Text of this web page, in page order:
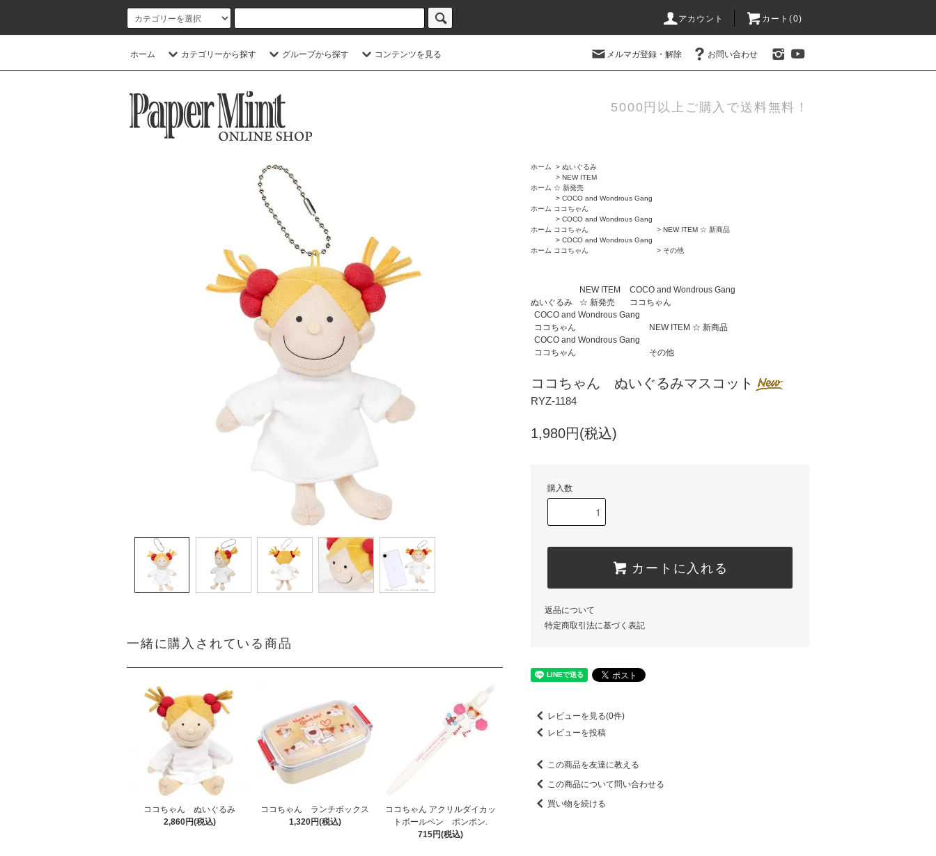
アカウント カート(0)
ホーム カテゴリーから探す グループから探す コンテンツを見る メルマガ登録・解除 お問い合わせ
5000円以上ご購入で送料無料！
一緒に購入されている商品
ココちゃん ぬいぐるみ
2,860円(税込)
ココちゃん ランチボックス
1,320円(税込)
ココちゃん アクリルダイカッ
トボールペン ポンポン.
715円(税込)
ホーム > ぬいぐるみ
ホーム
> NEW ITEM
☆ 新発売
ホーム
> COCO and Wondrous Gang
ココちゃん
ホーム
> COCO and Wondrous Gang
ココちゃん
> NEW ITEM ☆ 新商品
ホーム
> COCO and Wondrous Gang
ココちゃん
> その他
ぬいぐるみ
NEW ITEM
☆ 新発売
COCO and Wondrous Gang
ココちゃん
COCO and Wondrous Gang
ココちゃん
NEW ITEM ☆ 新商品
COCO and Wondrous Gang
ココちゃん
その他
ココちゃん ぬいぐるみマスコット
RYZ-1184
1,980円(税込)
購入数
カートに入れる
返品について
特定商取引法に基づく表記
レビューを見る(0件)
レビューを投稿
この商品を友達に教える
この商品について問い合わせる
買い物を続ける